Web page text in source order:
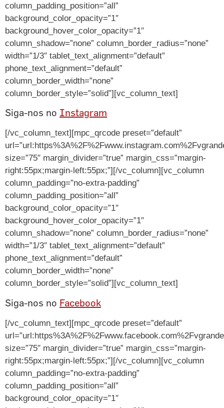
column_padding_position=”all”
background_color_opacity=”1″
background_hover_color_opacity=”1″
column_shadow=”none” column_border_radius=”none”
width=”1/3″ tablet_text_alignment=”default”
phone_text_alignment=”default”
column_border_width=”none”
column_border_style=”solid”][vc_column_text]
Siga-nos no Instagram
[/vc_column_text][mpc_qrcode preset=”default”
size=”75″ margin_divider=”true” margin_css=”margin-
right:55px;margin-left:55px;”][/vc_column][vc_column
column_padding=”no-extra-padding”
column_padding_position=”all”
background_color_opacity=”1″
background_hover_color_opacity=”1″
column_shadow=”none” column_border_radius=”none”
width=”1/3″ tablet_text_alignment=”default”
phone_text_alignment=”default”
column_border_width=”none”
column_border_style=”solid”][vc_column_text]
Siga-nos no Facebook
[/vc_column_text][mpc_qrcode preset=”default”
size=”75″ margin_divider=”true” margin_css=”margin-
right:55px;margin-left:55px;”][/vc_column][vc_column
column_padding=”no-extra-padding”
column_padding_position=”all”
background_color_opacity=”1″